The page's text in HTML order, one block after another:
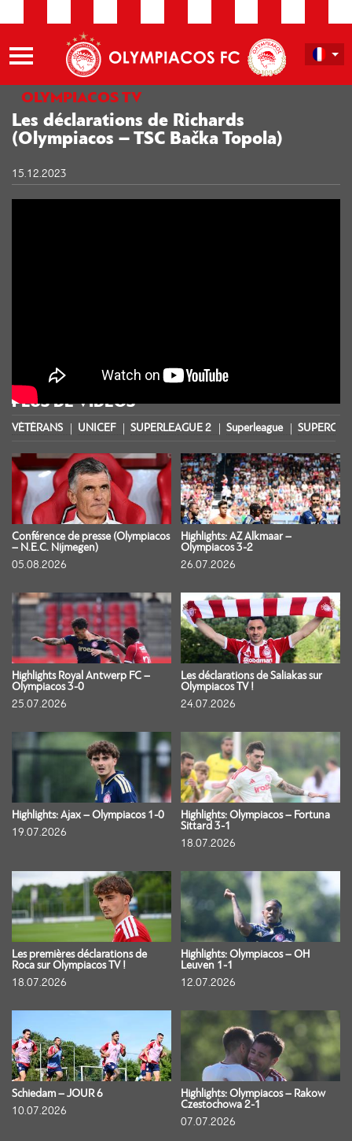
OLYMPIACOS TV
Les déclarations de Richards
(Olympiacos – TSC Bačka Topola)
15.12.2023
PLUS DE VIDÉOS
VÉTÉRANS UNICEF SUPERLEAGUE 2 Superleague
Conférence de presse (Olympiacos
– N.E.C. Nijmegen)
05.08.2026
Highlights: AZ Alkmaar –
Olympiacos 3-2
26.07.2026
Highlights Royal Antwerp FC –
Olympiacos 3-0
25.07.2026
Les déclarations de Saliakas sur
Olympiacos TV !
24.07.2026
Highlights: Ajax – Olympiacos 1-0
19.07.2026
Highlights: Olympiacos – Fortuna
Sittard 3-1
18.07.2026
Les premières déclarations de
Roca sur Olympiacos TV !
18.07.2026
Highlights: Olympiacos – OH
Leuven 1-1
12.07.2026
Schiedam – JOUR 6
10.07.2026
Highlights: Olympiacos – Rakow
Czestochowa 2-1
07.07.2026